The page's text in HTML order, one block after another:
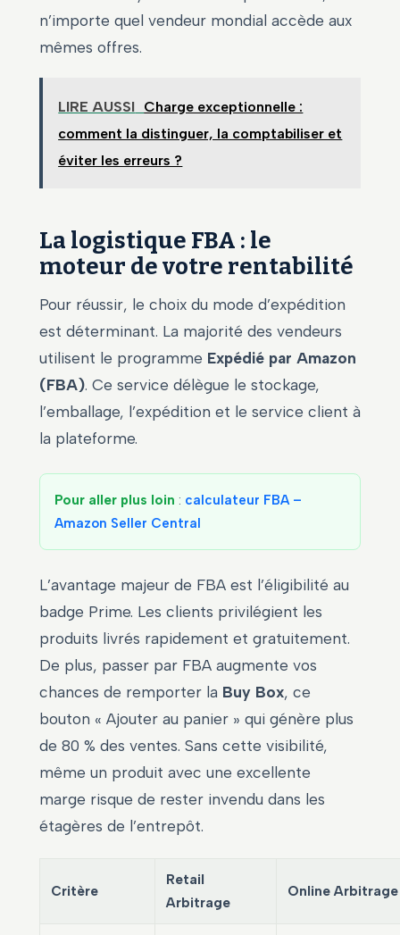
n’importe quel vendeur mondial accède aux
mêmes offres.
LIRE AUSSI Charge exceptionnelle :
comment la distinguer, la comptabiliser et
éviter les erreurs ?
La logistique FBA : le
moteur de votre rentabilité
Pour réussir, le choix du mode d’expédition
est déterminant. La majorité des vendeurs
utilisent le programme Expédié par Amazon
(FBA). Ce service délègue le stockage,
l’emballage, l’expédition et le service client à
la plateforme.
Pour aller plus loin : calculateur FBA –
Amazon Seller Central
L’avantage majeur de FBA est l’éligibilité au
badge Prime. Les clients privilégient les
produits livrés rapidement et gratuitement.
De plus, passer par FBA augmente vos
chances de remporter la Buy Box, ce
bouton « Ajouter au panier » qui génère plus
de 80 % des ventes. Sans cette visibilité,
même un produit avec une excellente
marge risque de rester invendu dans les
étagères de l’entrepôt.
Critère
Retail
Arbitrage
Online Arbitrage